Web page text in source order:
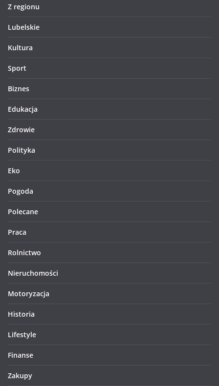
Z regionu
Lubelskie
Kultura
Sport
Biznes
Edukacja
Zdrowie
Polityka
Eko
Pogoda
Polecane
Praca
Rolnictwo
Nieruchomości
Motoryzacja
Historia
Lifestyle
Finanse
Zakupy